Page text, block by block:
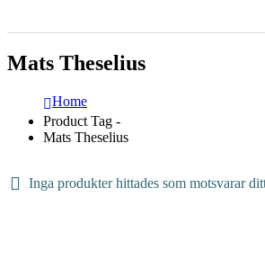
Mats Theselius
Home
Product Tag -
Mats Theselius
Inga produkter hittades som motsvarar